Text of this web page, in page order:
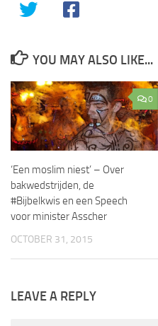
YOU MAY ALSO LIKE...
0
‘Een moslim niest’ – Over
bakwedstrijden, de
#Bijbelkwis en een Speech
voor minister Asscher
OCTOBER 31, 2015
LEAVE A REPLY